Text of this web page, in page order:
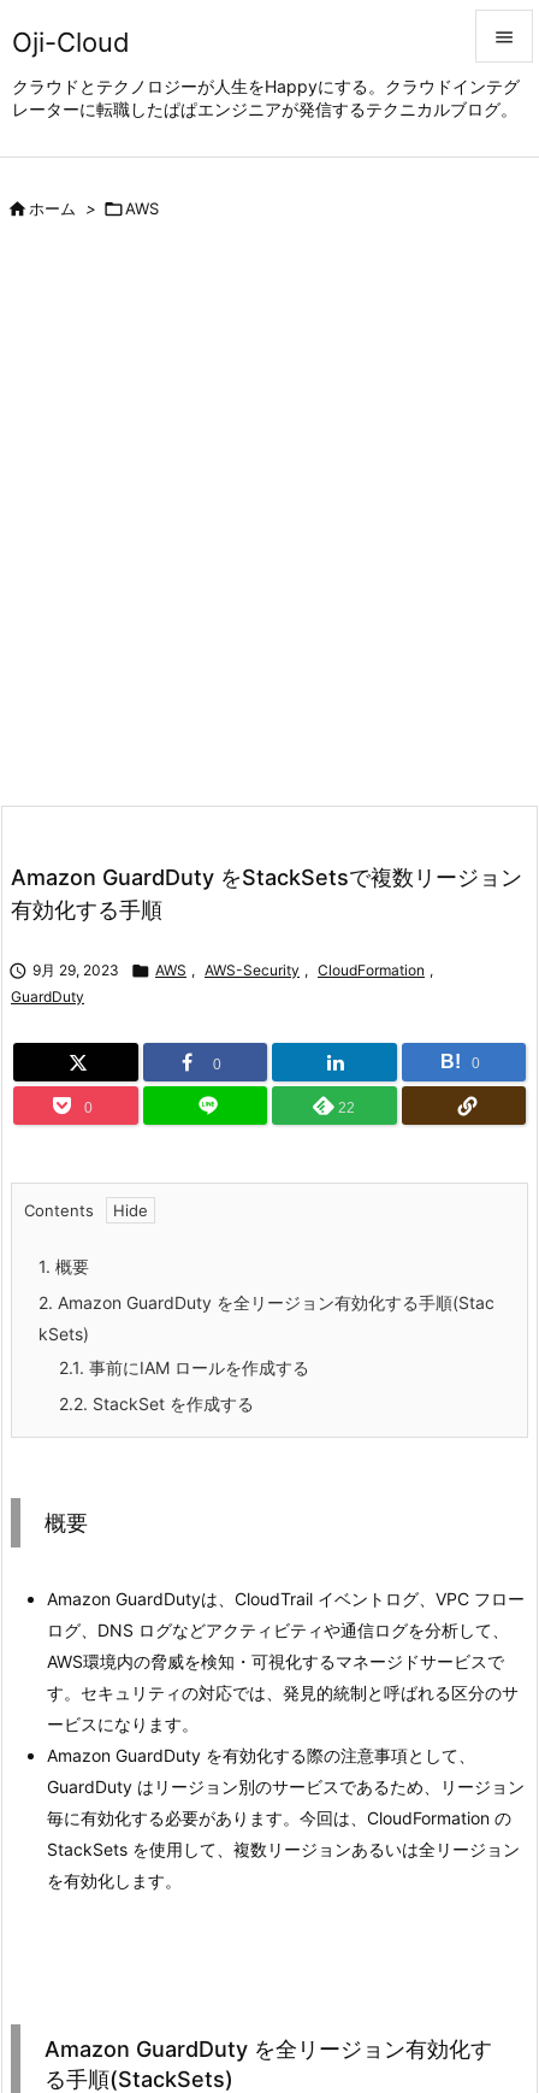
Oji-Cloud
クラウドとテクノロジーが人生をHappyにする。クラウドインテグ
レーターに転職したぱぱエンジニアが発信するテクニカルブログ。


メニュ
ホーム > AWS
Amazon GuardDuty をStackSetsで複数リージョン
有効化する手順
 9月 29, 2023  AWS , AWS-Security , CloudFormation ,
GuardDuty
0 B! 0
0 22
Contents
1. 概要
2. Amazon GuardDuty を全リージョン有効化する手順(Stac
kSets)
2.1. 事前にIAM ロールを作成する
2.2. StackSet を作成する
概要
Amazon GuardDutyは、CloudTrail イベントログ、VPC フロー
ログ、DNS ログなどアクティビティや通信ログを分析して、
AWS環境内の脅威を検知・可視化するマネージドサービスで
す。セキュリティの対応では、発見的統制と呼ばれる区分のサ
ービスになります。
Amazon GuardDuty を有効化する際の注意事項として、
GuardDuty はリージョン別のサービスであるため、リージョン
毎に有効化する必要があります。今回は、CloudFormation の
StackSets を使用して、複数リージョンあるいは全リージョン
を有効化します。
Amazon GuardDuty を全リージョン有効化す
る手順(StackSets)